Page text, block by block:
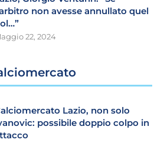
non avesse annullato quel
22, 2024
Lazio, non solo
possibile doppio colpo in